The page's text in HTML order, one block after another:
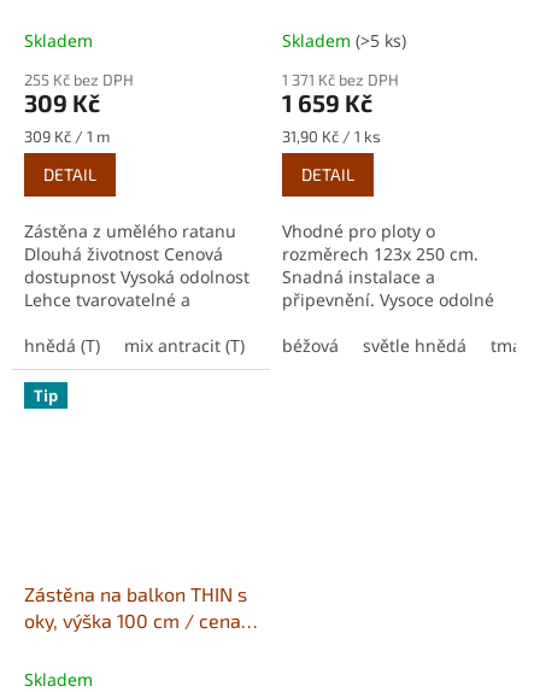
Skladem
255 Kč bez DPH
309 Kč
Měrná
cena:
309 Kč / 1 m
DETAIL
Zástěna z umělého ratanu
Dlouhá životnost Cenová
dostupnost Vysoká odolnost
Lehce tvarovatelné a
přidělatelné 100% odstínění
od okolí Odolává...
hnědá (T) mix antracit (T) antracit zebra (T) měděná
drátěných 3D panelů
Skladem (>5 ks)
1 371 Kč bez DPH
1 659 Kč
Měrná
cena:
31,90 Kč / 1 ks
DETAIL
Vhodné pro ploty o
rozměrech 123x 250 cm.
Snadná instalace a
připevnění. Vysoce odolné
podmínkám. Velmi dlouhá
béžová světle hnědá
Tip
Zástěna na balkon THIN s
oky, výška 100 cm / cena
Skladem